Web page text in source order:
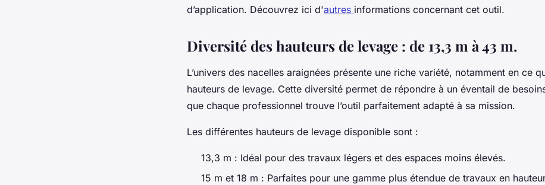
d’application. Découvrez ici d'autres informations concernant cet outil.
Diversité des hauteurs de levage : de 13,3 m à 43 m.
L’univers des nacelles araignées présente une riche variété, notamment en ce
hauteurs de levage. Cette diversité permet de répondre à un éventail de
que chaque professionnel trouve l’outil parfaitement adapté à sa mission.
Les différentes hauteurs de levage disponible sont :
13,3 m : Idéal pour des travaux légers et des espaces moins élevés.
15 m et 18 m : Parfaites pour une gamme plus étendue de travaux en